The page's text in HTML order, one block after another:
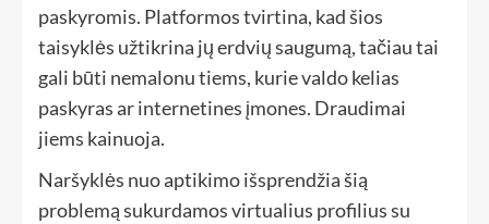
paskyromis. Platformos tvirtina, kad šios
taisyklės užtikrina jų erdvių saugumą, tačiau tai
gali būti nemalonu tiems, kurie valdo kelias
paskyras ar internetines įmones. Draudimai
jiems kainuoja.
Naršyklės nuo aptikimo išsprendžia šią
problemą sukurdamos virtualius profilius su